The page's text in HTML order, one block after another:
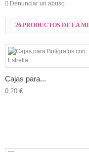
Denunciar un abuso
26 PRODUCTOS DE LA
Cajas para...
0,20 €